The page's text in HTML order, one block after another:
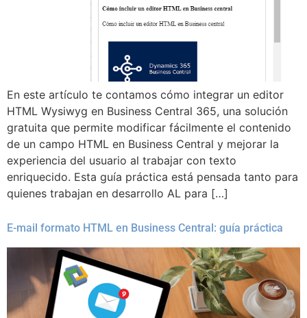
En este artículo te contamos cómo integrar un editor
HTML Wysiwyg en Business Central 365, una solución
gratuita que permite modificar fácilmente el contenido
de un campo HTML en Business Central y mejorar la
experiencia del usuario al trabajar con texto
enriquecido. Esta guía práctica está pensada tanto para
quienes trabajan en desarrollo AL para […]
E-mail formato HTML en Business Central: guía práctica